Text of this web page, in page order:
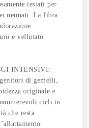
testati per
neonati. La fibra
e vellutato
INTENSIVI:
di gemelli,
originale e
cicli in
che resta